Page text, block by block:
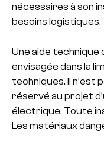
nécessaires à son
besoins logistiques.
Une aide technique
envisagée dans la
techniques. Il n’est
réservé au projet
électrique. Toute
Les matériaux